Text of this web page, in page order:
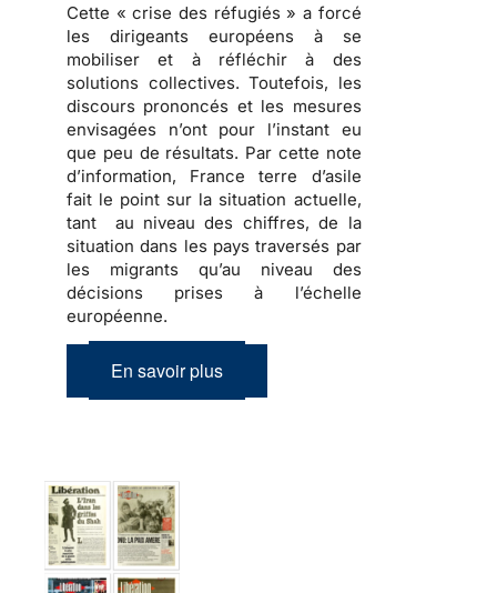
Cette « crise des réfugiés » a forcé
les dirigeants européens à se
mobiliser et à réfléchir à des
solutions collectives. Toutefois, les
discours prononcés et les mesures
envisagées n’ont pour l’instant eu
que peu de résultats. Par cette note
d’information, France terre d’asile
fait le point sur la situation actuelle,
tant au niveau des chiffres, de la
situation dans les pays traversés par
les migrants qu’au niveau des
décisions prises à l’échelle
européenne.
En savoir plus